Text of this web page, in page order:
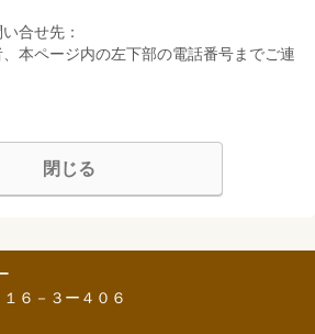
合せ先：
本ページ内の左下部の電話番号までご連
閉じる
６－３ー４０６